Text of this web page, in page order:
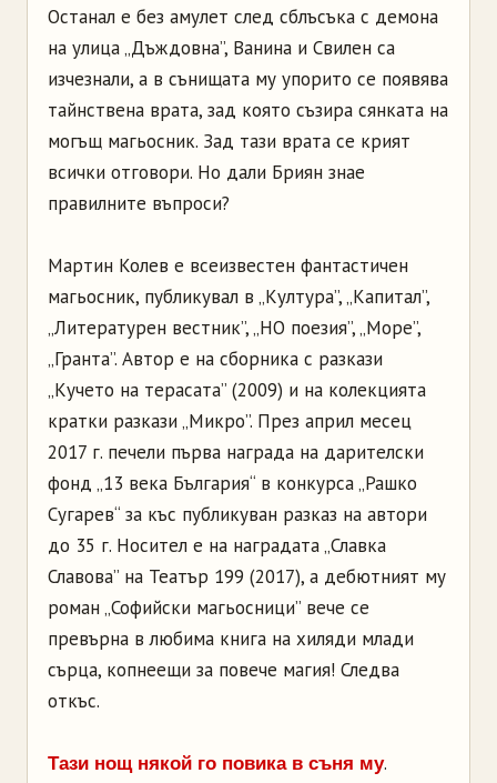
Останал е без амулет след сблъсъка с демона
на улица „Дъждовна”, Ванина и Свилен са
изчезнали, а в сънищата му упорито се появява
тайнствена врата, зад която съзира сянката на
могъщ магьосник. Зад тази врата се крият
всички отговори. Но дали Бриян знае
правилните въпроси?
Мартин Колев е всеизвестен фантастичен
магьосник, публикувал в „Култура”, „Капитал”,
„Литературен вестник”, „НО поезия”, „Море”,
„Гранта”. Автор е на сборника с разкази
„Кучето на терасата” (2009) и на колекцията
кратки разкази „Микро”. През април месец
2017 г. печели първа награда на дарителски
фонд „13 века България“ в конкурса „Рашко
Сугарев“ за къс публикуван разказ на автори
до 35 г. Носител е на наградата „Славка
Славова” на Театър 199 (2017), а дебютният му
роман „Софийски магьосници” вече се
превърна в любима книга на хиляди млади
сърца, копнеещи за повече магия! Следва
откъс.
Тази нощ някой го повика в съня му.